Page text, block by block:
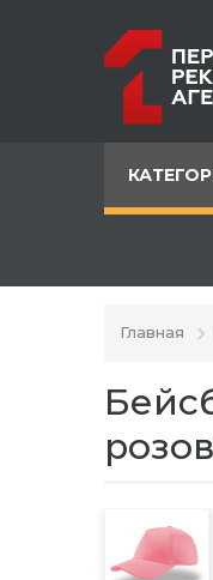
Главная